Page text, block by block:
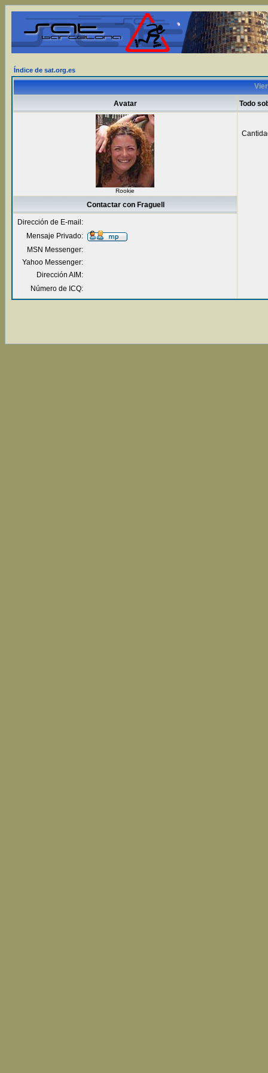
Índice de sat.org.es
Avatar Todo
Rookie
Contactar con Fraguell
Dirección de E-mail:
Mensaje Privado:
MSN Messenger:
Yahoo Messenger:
Dirección AIM:
Número de ICQ: